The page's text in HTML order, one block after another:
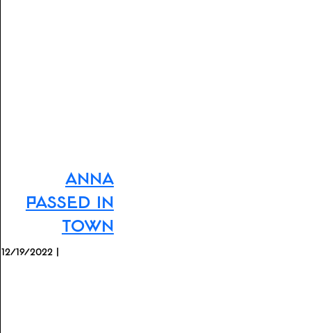
Anna
Passed In
Town
12/19/2022 |